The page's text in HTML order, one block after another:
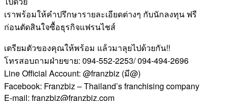
เราพร้อมให้คำปรึกษารายละเอียดต่างๆ กับนักลงทุน ฟรี
ก่อนตัดสินใจซื้อธุรกิจแฟรนไชส์
เตรียมตัวของคุณให้พร้อม แล้วมาลุยไปด้วยกัน!!
โทรสอบถามฝ่ายขาย: 094-552-2253/ 094-494-2696
Line Official Account: @franzbiz (มี@)
Facebook: Franzbiz – Thailand’s franchising company
E-mail: franzbiz@franzbiz.com